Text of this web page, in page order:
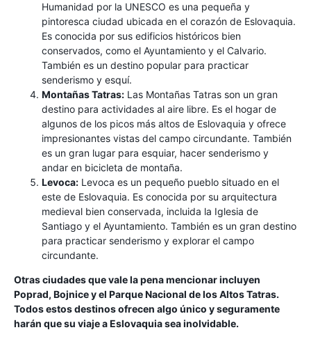
Humanidad por la UNESCO es una pequeña y
pintoresca ciudad ubicada en el corazón de Eslovaquia.
Es conocida por sus edificios históricos bien
conservados, como el Ayuntamiento y el Calvario.
También es un destino popular para practicar
senderismo y esquí.
Montañas Tatras: Las Montañas Tatras son un gran
destino para actividades al aire libre. Es el hogar de
algunos de los picos más altos de Eslovaquia y ofrece
impresionantes vistas del campo circundante. También
es un gran lugar para esquiar, hacer senderismo y
andar en bicicleta de montaña.
Levoca: Levoca es un pequeño pueblo situado en el
este de Eslovaquia. Es conocida por su arquitectura
medieval bien conservada, incluida la Iglesia de
Santiago y el Ayuntamiento. También es un gran destino
para practicar senderismo y explorar el campo
circundante.
Otras ciudades que vale la pena mencionar incluyen
Poprad, Bojnice y el Parque Nacional de los Altos Tatras.
Todos estos destinos ofrecen algo único y seguramente
harán que su viaje a Eslovaquia sea inolvidable.